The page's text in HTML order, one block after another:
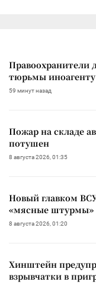
Правоохранители
тюрьмы иноагенту
59 минут назад
Пожар на складе
потушен
8 августа 2026, 01:35
Новый главком
«мясные штурмы»
8 августа 2026, 01:20
Хинштейн
взрывчатки в